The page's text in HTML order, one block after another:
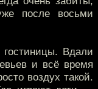
после восьми
Вдали
и всё время
воздух такой.